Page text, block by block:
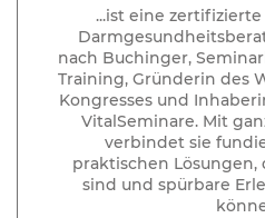
...ist eine
nach Buchinger,
Training, Gründerin des
Kongresses und
VitalSeminare. Mit
verbindet sie
praktischen
sind und spürbare